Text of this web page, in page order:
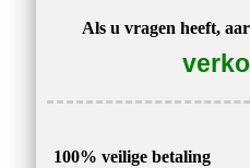
Als u vragen heeft,
100% veilige betaling